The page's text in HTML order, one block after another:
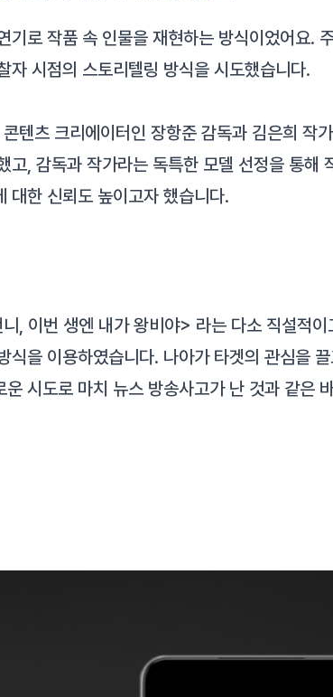
로 작품 속 인물을 재현하는 방식이었어요.
시점의 스토리텔링 방식을 시도했습니다.
텐츠 크리에이터인 장항준 감독과 김은희 작가
고, 감독과 작가라는 독특한 모델 선정을 통해
대한 신뢰도 높이고자 했습니다.
, 이번 생엔 내가 왕비야> 라는 다소 직설적이
을 이용하였습니다. 나아가 타겟의 관심을
시도로 마치 뉴스 방송사고가 난 것과 같은